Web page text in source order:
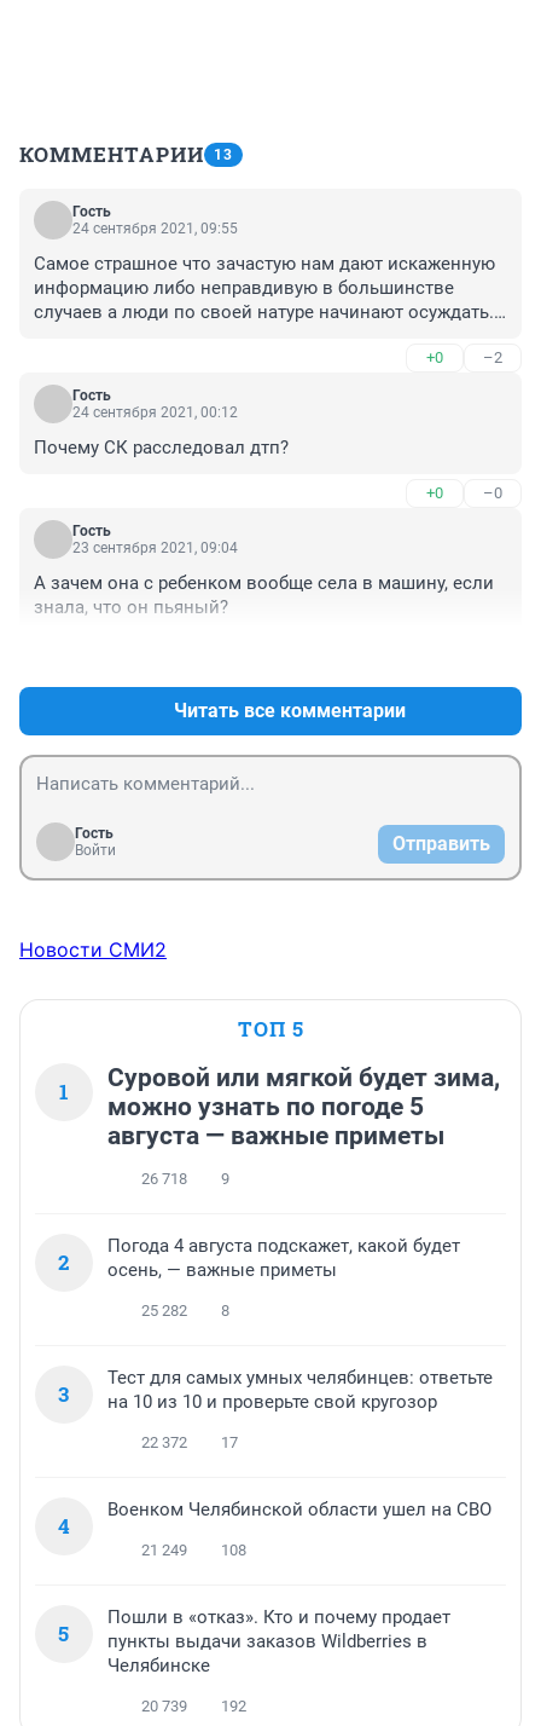
КОММЕНТАРИИ 13
Гость
24 сентября 2021, 09:55
Самое страшное что зачастую нам дают искаженную
информацию либо неправдивую в большинстве
случаев а люди по своей натуре начинают осуждать.А
сих пор никто так и не разобрался,если бы знали все
весомые детали люди бы ужаснулись.Во-первых она
ему не жена и никакая это не семья,до сих пор
вина недосказана и не подтверждена ни одним
что не старались разобраться а просто сваливают на
человека.
+0 –2
Гость
24 сентября 2021, 00:12
Почему СК расследовал дтп?
+0 –0
Гость
23 сентября 2021, 09:04
А зачем она с ребенком вообще села в машину, если
знала, что он пьяный?
Читать все комментарии
Гость
Войти
Отправить
Новости СМИ2
ТОП 5
1
Суровой или мягкой будет зима,
можно узнать по погоде 5
августа — важные приметы
26 718 9
2
Погода 4 августа подскажет, какой будет
осень, — важные приметы
25 282 8
3
Тест для самых умных челябинцев: ответьте
на 10 из 10 и проверьте свой кругозор
22 372 17
4
Военком Челябинской области ушел на СВО
21 249 108
5
Пошли в «отказ». Кто и почему продает
пункты выдачи заказов Wildberries в
Челябинске
20 739 192